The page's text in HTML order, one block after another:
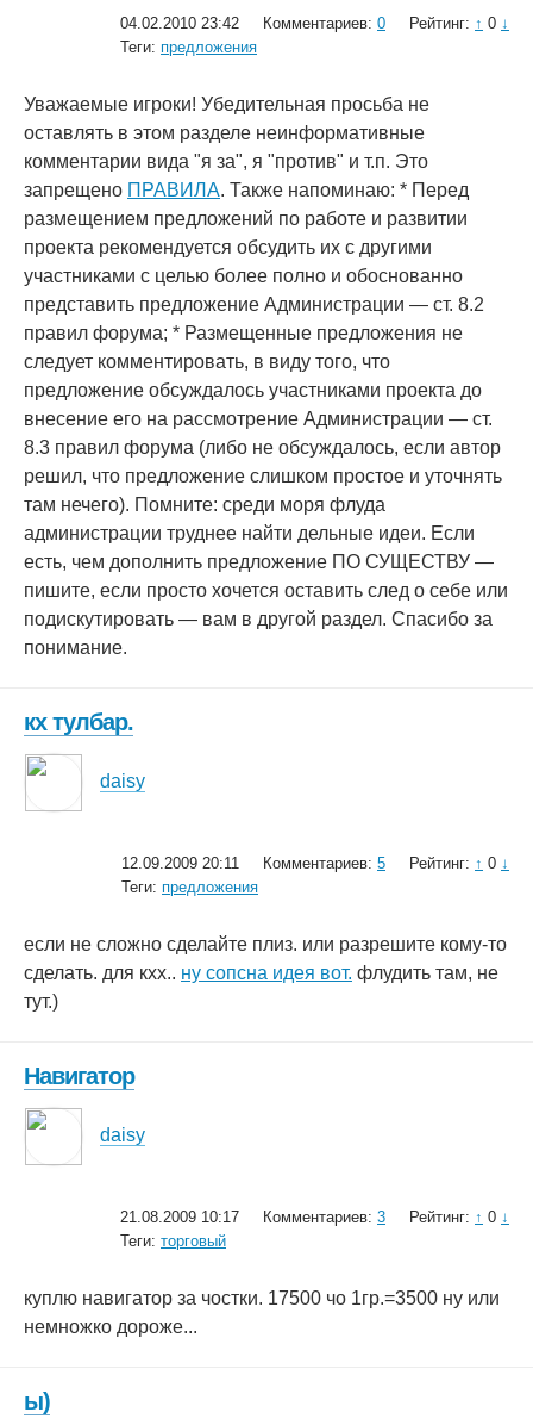
04.02.2010 23:42 Комментариев: 0 Рейтинг: ↑ 0 ↓
Теги: предложения
Уважаемые игроки! Убедительная просьба не
оставлять в этом разделе неинформативные
комментарии вида "я за", я "против" и т.п. Это
запрещено ПРАВИЛА. Также напоминаю: * Перед
размещением предложений по работе и развитии
проекта рекомендуется обсудить их с другими
участниками с целью более полно и обоснованно
представить предложение Администрации — ст. 8.2
правил форума; * Размещенные предложения не
следует комментировать, в виду того, что
предложение обсуждалось участниками проекта до
внесение его на рассмотрение Администрации — ст.
8.3 правил форума (либо не обсуждалось, если автор
решил, что предложение слишком простое и уточнять
там нечего). Помните: среди моря флуда
администрации труднее найти дельные идеи. Если
есть, чем дополнить предложение ПО СУЩЕСТВУ —
пишите, если просто хочется оставить след о себе или
подискутировать — вам в другой раздел. Спасибо за
понимание.
кх тулбар.
daisy
12.09.2009 20:11 Комментариев: 5 Рейтинг: ↑ 0 ↓
Теги: предложения
если не сложно сделайте плиз. или разрешите кому-то
сделать. для кхх.. ну сопсна идея вот. флудить там, не
тут.)
Навигатор
daisy
21.08.2009 10:17 Комментариев: 3 Рейтинг: ↑ 0 ↓
Теги: торговый
куплю навигатор за чостки. 17500 чо 1гр.=3500 ну или
немножко дороже...
ы)